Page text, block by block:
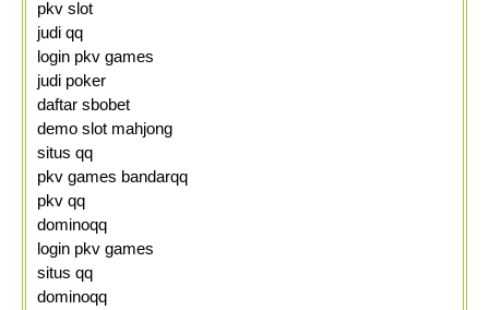
pkv slot
judi qq
login pkv games
judi poker
daftar sbobet
demo slot mahjong
situs qq
pkv games bandarqq
pkv qq
dominoqq
login pkv games
situs qq
dominoqq